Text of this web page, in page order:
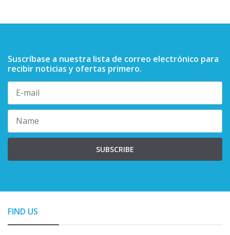
Suscríbase a nuestra lista de correo electrónico para
recibir noticias y ofertas primero.
SUBSCRIBE
FIND US